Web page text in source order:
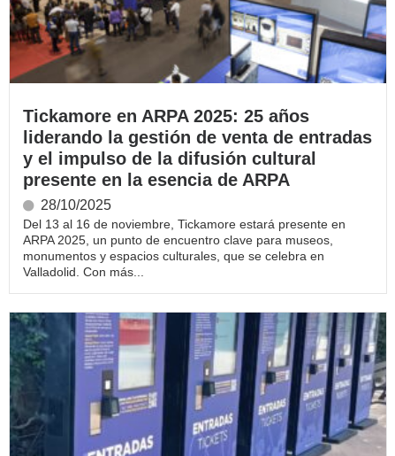
Tickamore en ARPA 2025: 25 años
liderando la gestión de venta de entradas
y el impulso de la difusión cultural
presente en la esencia de ARPA
28/10/2025
Del 13 al 16 de noviembre, Tickamore estará presente en
ARPA 2025, un punto de encuentro clave para museos,
monumentos y espacios culturales, que se celebra en
Valladolid. Con más...